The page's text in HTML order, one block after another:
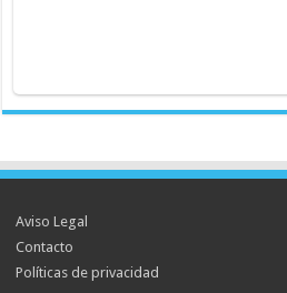
Aviso Legal
Contacto
Políticas de privacidad